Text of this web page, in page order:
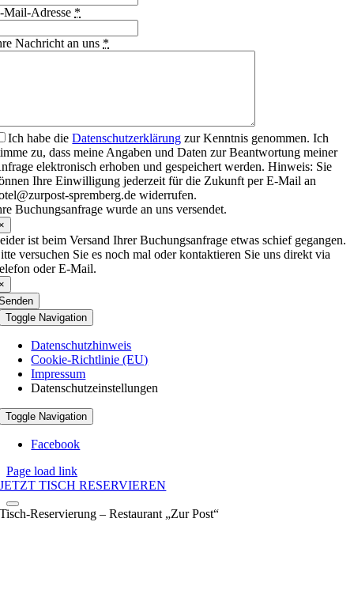
Mail-Adresse *
Nachricht an uns *
Ich habe dieDatenschutzerklärung zur Kenntnis genommen. Ich
zu, dass meine Angaben und Daten zur Beantwortung meiner
elektronisch erhoben und gespeichert werden. Hinweis: Sie
Ihre Einwilligung jederzeit für die Zukunft per E-Mail an
spremberg.de widerrufen.
Buchungsanfrage wurde an uns versendet.
ist beim Versand Ihrer Buchungsanfrage etwas schief gegangen.
versuchen Sie es noch mal oder kontaktieren Sie uns direkt via
oder E-Mail.
Toggle Navigation
Datenschutzhinweis
Cookie-Richtlinie (EU)
Impressum
Datenschutzeinstellungen
Toggle Navigation
Facebook
Page load link
JETZT TISCH RESERVIEREN
Tisch-Reservierung – Restaurant „Zur Post“